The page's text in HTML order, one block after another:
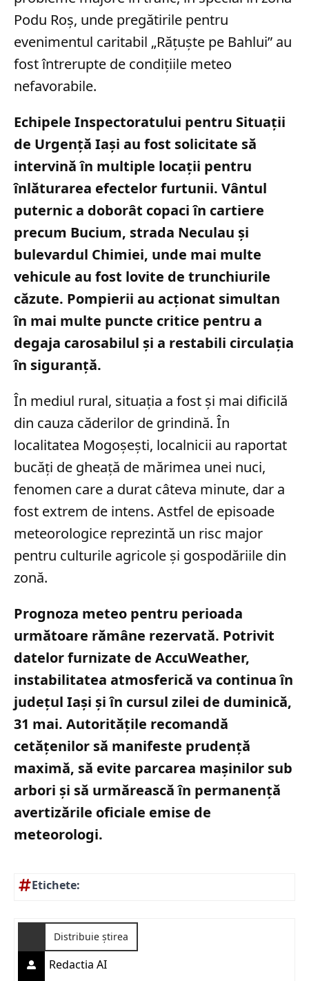
Podu Roș, unde pregătirile pentru
evenimentul caritabil „Rățuște pe Bahlui” au
fost întrerupte de condițiile meteo
nefavorabile.
Echipele Inspectoratului pentru Situații
de Urgență Iași au fost solicitate să
intervină în multiple locații pentru
înlăturarea efectelor furtunii. Vântul
puternic a doborât copaci în cartiere
precum Bucium, strada Neculau și
bulevardul Chimiei, unde mai multe
vehicule au fost lovite de trunchiurile
căzute. Pompierii au acționat simultan
în mai multe puncte critice pentru a
degaja carosabilul și a restabili circulația
în siguranță.
În mediul rural, situația a fost și mai dificilă
din cauza căderilor de grindină. În
localitatea Mogoșești, localnicii au raportat
bucăți de gheață de mărimea unei nuci,
fenomen care a durat câteva minute, dar a
fost extrem de intens. Astfel de episoade
meteorologice reprezintă un risc major
pentru culturile agricole și gospodăriile din
zonă.
Prognoza meteo pentru perioada
următoare rămâne rezervată. Potrivit
datelor furnizate de AccuWeather,
instabilitatea atmosferică va continua în
județul Iași și în cursul zilei de duminică,
31 mai. Autoritățile recomandă
cetățenilor să manifeste prudență
maximă, să evite parcarea mașinilor sub
arbori și să urmărească în permanență
avertizările oficiale emise de
meteorologi.
Etichete:
Distribuie știrea
Redactia AI